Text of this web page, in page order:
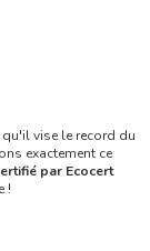
vise le record du
exactement ce
par Ecocert
!